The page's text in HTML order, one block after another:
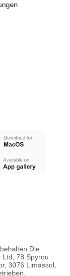
Die
Ltd, 78 Spyrou
3076 Limassol,